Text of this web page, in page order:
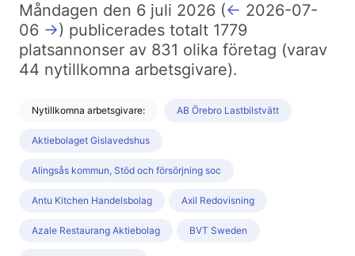
Måndagen den 6 juli 2026 (← 2026-07-
06 →) publicerades totalt 1779
platsannonser av 831 olika företag (varav
44 nytillkomna arbetsgivare).
Nytillkomna arbetsgivare: AB Örebro Lastbilstvätt
Aktiebolaget Gislavedshus
Alingsås kommun, Stöd och försörjning soc
Antu Kitchen Handelsbolag Axil Redovisning
Azale Restaurang Aktiebolag BVT Sweden